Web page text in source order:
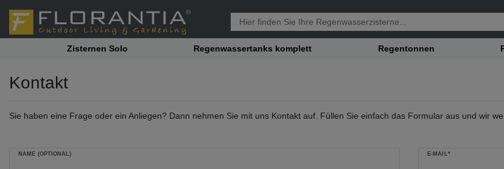
Zisternen Solo Regenwassertanks komplett Regentonnen
Kontakt
Sie haben eine Frage oder ein Anliegen? Dann nehmen Sie mit uns Kontakt auf. Füllen Sie einfach das Formular aus und wir
NAME (OPTIONAL) E-MAIL*